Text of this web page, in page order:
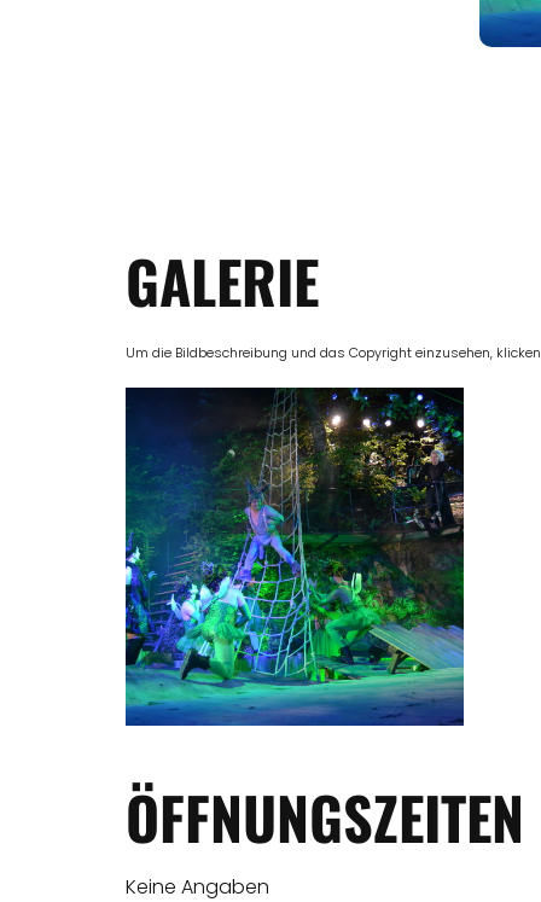
GALERIE
Um die Bildbeschreibung und das Copyright einzusehen,
ÖFFNUNGSZEITEN
Keine Angaben